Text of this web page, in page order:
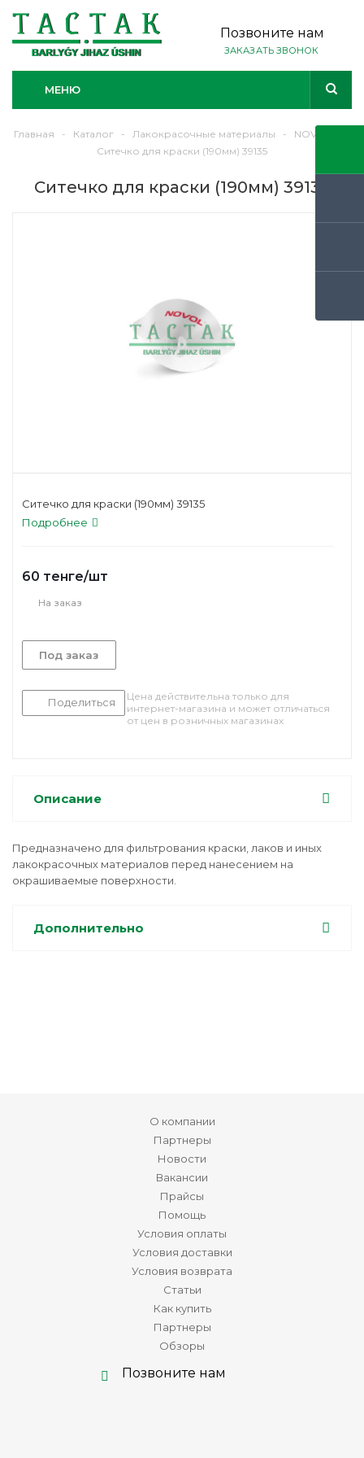
Позвоните нам
ЗАКАЗАТЬ ЗВОНОК
МЕНЮ
Главная - Каталог - Лакокрасочные материалы - NOVOL
Ситечко для краски (190мм) 39135
Ситечко для краски (190мм) 39135
Ситечко для краски (190мм) 39135
Подробнее
60 тенге/шт
На заказ
Под заказ
Поделиться
Цена действительна только для
интернет-магазина и может отличаться
от цен в розничных магазинах
Описание
Предназначено для фильтрования краски, лаков и иных
лакокрасочных материалов перед нанесением на
окрашиваемые поверхности.
Дополнительно
О компании
Партнеры
Новости
Вакансии
Прайсы
Помощь
Условия оплаты
Условия доставки
Условия возврата
Статьи
Как купить
Партнеры
Обзоры
Позвоните нам